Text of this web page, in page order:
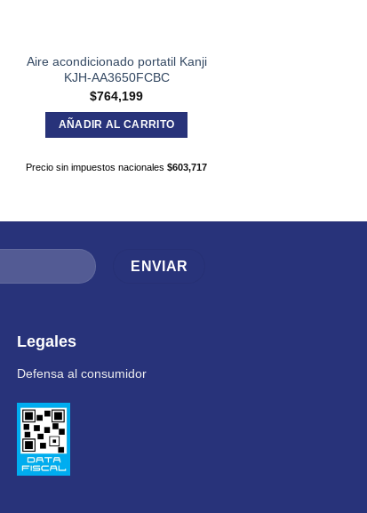
Aire acondicionado portatil Kanji
KJH-AA3650FCBC
$764,199
AÑADIR AL CARRITO
Precio sin impuestos nacionales $603,717
Legales
Defensa al consumidor